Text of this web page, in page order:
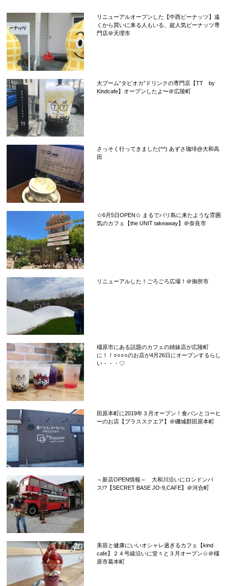
リニューアルオープンした【中西ピーナッツ】遠
くから買いに来る人もいる、超人気ピーナッツ専
門店＠天理市
大ブーム“タピオカ”ドリンクの専門店【TT by
Kindcafe】オープンしたよ〜＠広陵町
さっそく行ってきました(^^) あずさ珈琲@大和高
田
☆6月5日OPEN☆ まるでバリ島に来たような雰囲
気のカフェ【the UNIT takeaway】＠奈良市
リニューアルした！ごろごろ広場！＠御所市
橿原市にある話題のカフェの姉妹店が広陵町
に！！○○○○のお店が4月26日にオープンするらし
い・・・♡
田原本町に2019年３月オープン！食パンとコーヒ
ーのお店【プラススクエア】＠磯城郡田原本町
～新店OPEN情報～ 大和川沿いにロンドンバ
ス!?【SECRET BASE JO-9,CAFE】＠河合町
美容と健康にいいオシャレ過ぎるカフェ【kind
cafe】２４号線沿いに堂々と３月オープン☆＠橿
原市葛本町